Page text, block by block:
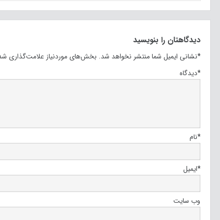
دیدگاهتان را بنویسید
نشانی ایمیل شما منتشر نخواهد شد. بخش‌های موردنیاز علامت‌گذاری
*
دیدگاه*
نام*
ایمیل*
وب‌ سایت